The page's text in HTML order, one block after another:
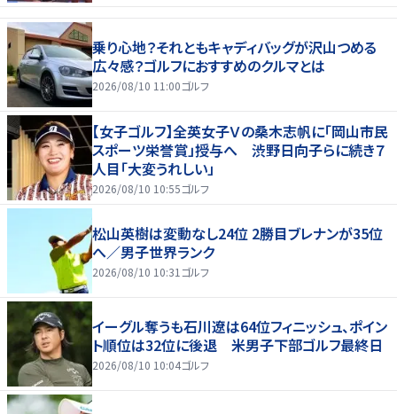
乗り心地？それともキャディバッグが沢山つめる
広々感？ゴルフにおすすめのクルマとは
2026/08/10 11:00ゴルフ
【女子ゴルフ】全英女子Ｖの桑木志帆に「岡山市民
スポーツ栄誉賞」授与へ 渋野日向子らに続き７
人目「大変うれしい」
2026/08/10 10:55ゴルフ
松山英樹は変動なし24位 2勝目ブレナンが35位
へ／男子世界ランク
2026/08/10 10:31 ゴルフ
イーグル奪うも石川遼は64位フィニッシュ、ポイン
ト順位は32位に後退 米男子下部ゴルフ最終日
2026/08/10 10:04ゴルフ